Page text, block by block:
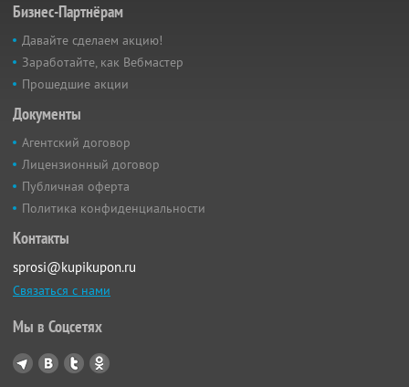
Бизнес-Партнёрам
Давайте сделаем акцию!
Заработайте, как Вебмастер
Прошедшие акции
Документы
Агентский договор
Лицензионный договор
Публичная оферта
Политика конфиденциальности
Контакты
sprosi@kupikupon.ru
Связаться с нами
Мы в Соцсетях